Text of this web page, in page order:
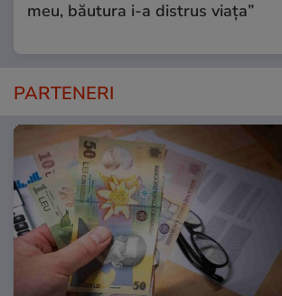
meu, băutura i-a distrus viața”
PARTENERI